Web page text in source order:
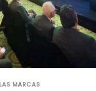
MARCAS